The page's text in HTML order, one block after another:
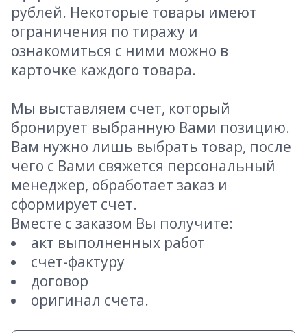
рублей. Некоторые товары имеют
ограничения по тиражу и
ознакомиться с ними можно в
карточке каждого товара.
Мы выставляем счет, который
бронирует выбранную Вами позицию.
Вам нужно лишь выбрать товар, после
чего с Вами свяжется персональный
менеджер, обработает заказ и
сформирует счет.
Вместе с заказом Вы получите:
акт выполненных работ
счет-фактуру
договор
оригинал счета.